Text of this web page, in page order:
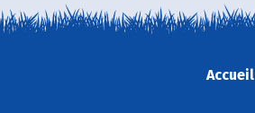
Accueil